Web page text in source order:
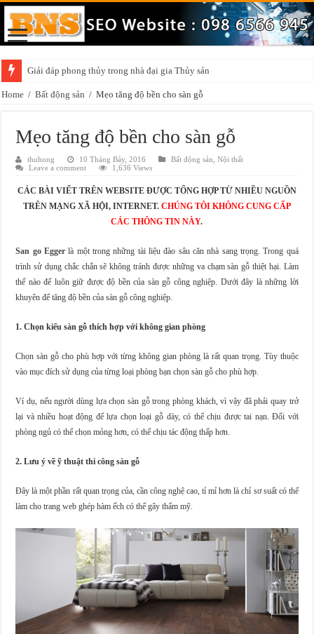
Giải đáp phong thủy trong nhà đại gia Thủy sản
Home / Bất động sản / Mẹo tăng độ bền cho sàn gỗ
Mẹo tăng độ bền cho sàn gỗ
thuhong 10 Tháng Bảy, 2016 Bất động sản ,Nội thất
Leave a comment
1,636 Views
CÁC BÀI VIẾT TRÊN WEBSITE ĐƯỢC TỔNG HỢP TỪ NHIỀU NGUỒN
TRÊN MẠNG XÃ HỘI, INTERNET. CHÚNG TÔI KHÔNG CUNG CẤP
CÁC THÔNG TIN NÀY.
San go Eggerlà một trong những tài liệu đào sâu căn nhà sang trọng. Trong quá
trình sử dụng chắc chắn sẽ không tránh được những va chạm sàn gỗ thiệt hại. Làm
thế nào để luôn giữ được độ bền của sàn gỗ công nghiệp. Dưới đây là những lời
khuyên để tăng độ bền của sàn gỗ công nghiệp.
1. Chọn kiểu sàn gỗ thích hợp với không gian phòng
Chọn sàn gỗ cho phù hợp với từng không gian phòng là rất quan trọng. Tùy thuộc
vào mục đích sử dụng của từng loại phòng bạn chọn sàn gỗ cho phù hợp.
Ví dụ, nếu người dùng lựa chọn sàn gỗ trong phòng khách, vì vậy đã phải quay trở
lại và nhiều hoạt động để lựa chọn loại gỗ dày, có thể chịu được tai nạn. Đối với
phòng ngủ có thể chọn mỏng hơn, có thể chịu tác động thấp hơn.
2. Lưu ý về ỹ thuật thi công sàn gỗ
Đây là một phần rất quan trọng của, cần công nghệ cao, tỉ mỉ hơn là chỉ sơ suất có thể
làm cho trang web ghép hàm ếch có thể gây thẩm mỹ.